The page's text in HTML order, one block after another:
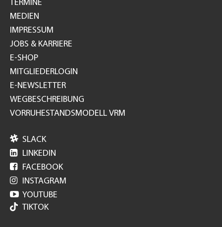
TERMINE
MEDIEN
IMPRESSUM
JOBS & KARRIERE
E-SHOP
MITGLIEDERLOGIN
E-NEWSLETTER
WEGBESCHREIBUNG
VORRUHESTANDSMODELL VRM
 SLACK
 LINKEDIN
 FACEBOOK
 INSTAGRAM
 YOUTUBE
TIKTOK